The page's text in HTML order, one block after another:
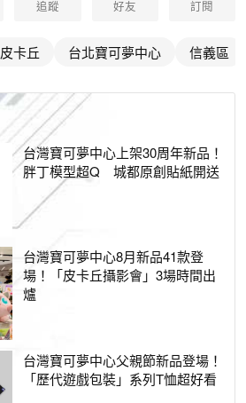
追蹤 好友 訂閱
皮卡丘 台北寶可夢中心 信義區
台灣寶可夢中心上架30周年新品！
胖丁模型超Q 城都原創貼紙開送
台灣寶可夢中心8月新品41款登
場！「皮卡丘攝影會」3場時間出
爐
台灣寶可夢中心父親節新品登場！
「歷代遊戲包裝」系列T恤超好看